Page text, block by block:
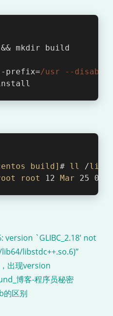
&& mkdir build
prefix=/usr --disable-
install
build] # ll /
root 12 Mar 25 09
version `GLIBC_2.18′ not
libstdc++.so.6)”
出现version
博客-程序员秘密
的区别